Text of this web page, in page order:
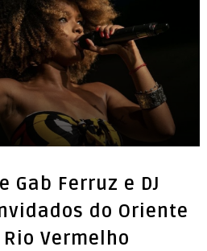
Gab Ferruz e DJ
do Oriente
Vermelho